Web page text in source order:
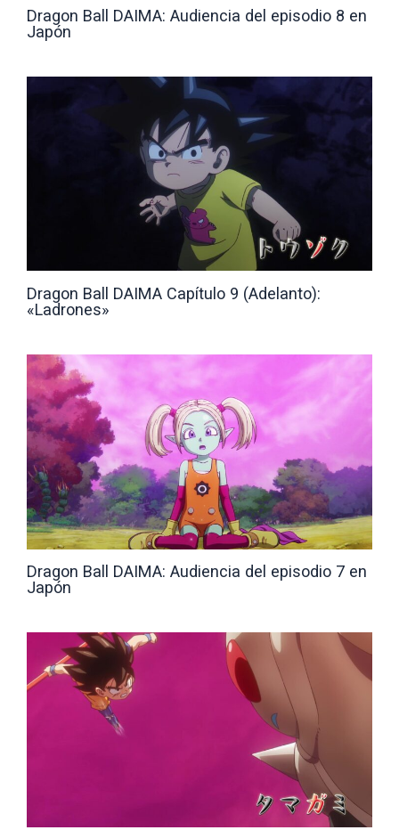
Dragon Ball DAIMA: Audiencia del episodio 8 en
Japón
Dragon Ball DAIMA Capítulo 9 (Adelanto):
«Ladrones»
Dragon Ball DAIMA: Audiencia del episodio 7 en
Japón